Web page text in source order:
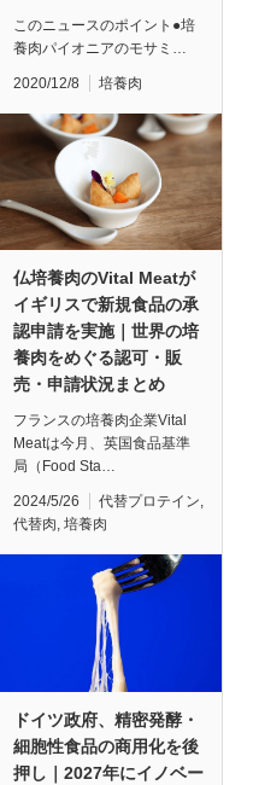
このニュースのポイント●培
養肉パイオニアのモサミ…
2020/12/8 培養肉
仏培養肉のVital Meatが
イギリスで新規食品の承
認申請を実施｜世界の培
養肉をめぐる認可・販
売・申請状況まとめ
フランスの培養肉企業Vital
Meatは今月、英国食品基準
局（Food Sta…
2024/5/26 代替プロテイン,
代替肉, 培養肉
ドイツ政府、精密発酵・
細胞性食品の商用化を後
押し｜2027年にイノベー